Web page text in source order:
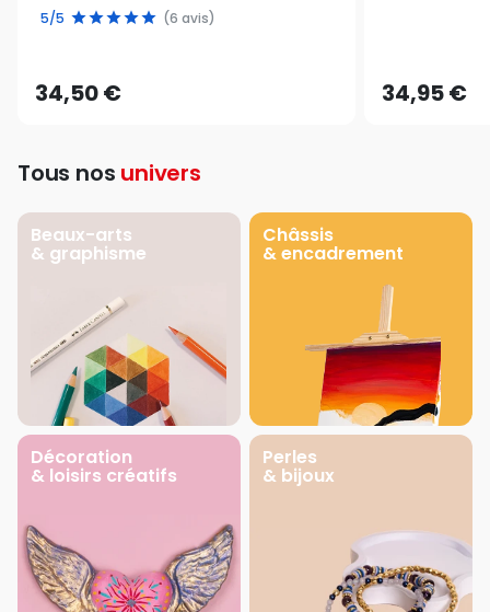
5/5 (6 avis)
34,50 € 34,95 €
Tous nos univers
Beaux-arts
& graphisme
Châssis
& encadrement
Décoration
& loisirs créatifs
Perles
& bijoux